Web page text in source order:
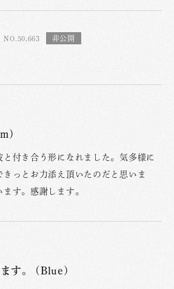
NO.50,663
付き合う形になれました。気多様に
っとお力添え頂いたのだと思いま
す。感謝します。
す。 (Blue)